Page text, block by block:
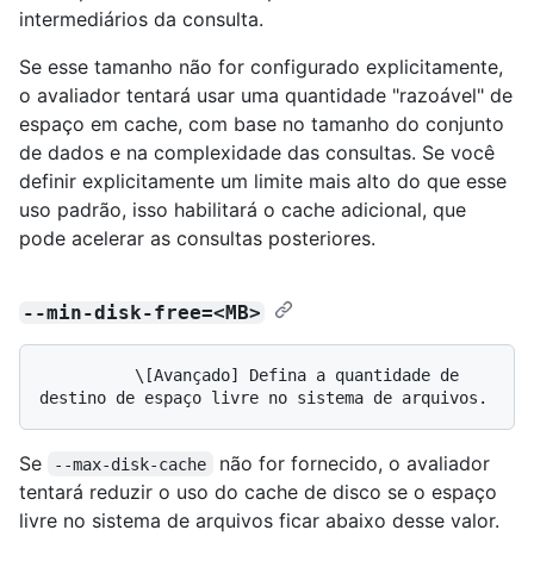
intermediários da consulta.
Se esse tamanho não for configurado explicitamente,
o avaliador tentará usar uma quantidade "razoável" de
espaço em cache, com base no tamanho do conjunto
de dados e na complexidade das consultas. Se você
definir explicitamente um limite mais alto do que esse
uso padrão, isso habilitará o cache adicional, que
pode acelerar as consultas posteriores.
--min-disk-free=<MB>
Se --max-disk-cache
não for fornecido, o avaliador
tentará reduzir o uso do cache de disco se o espaço
livre no sistema de arquivos ficar abaixo desse valor.